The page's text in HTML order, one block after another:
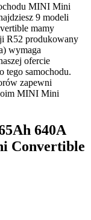
MINI Mini
9 modeli
mamy
R52 produkowany
wymaga
ofercie
tego samochodu.
zapewni
MINI Mini
640A
Convertible